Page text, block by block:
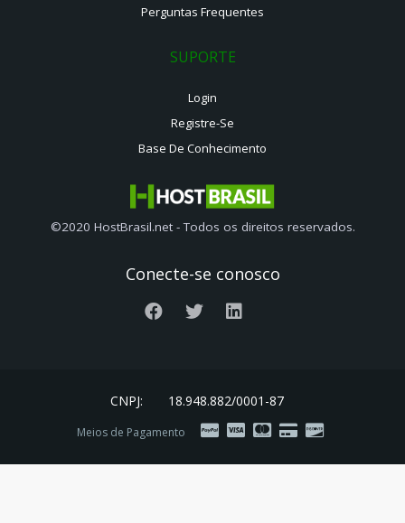
Perguntas Frequentes
SUPORTE
Login
Registre-Se
Base De Conhecimento
©2020 HostBrasil.net - Todos os direitos reservados.
Conecte-se conosco
CNPJ: 18.948.882/0001-87
Meios de Pagamento